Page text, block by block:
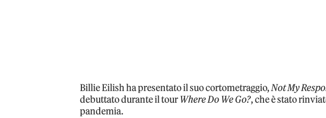
Billie Eilish ha presentato il suo cortometraggio,Not My
debuttato durante il tourWhere Do We Go?, che è stato
pandemia.